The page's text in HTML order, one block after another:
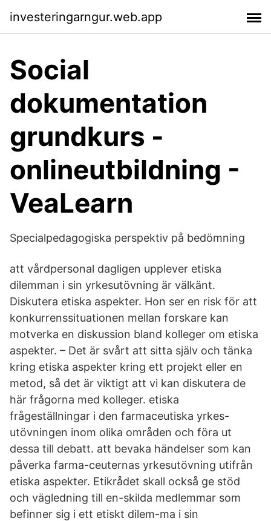
investeringarngur.web.app
Social
dokumentation
grundkurs -
onlineutbildning -
VeaLearn
Specialpedagogiska perspektiv på bedömning
att vårdpersonal dagligen upplever etiska
dilemman i sin yrkesutövning är välkänt.
Diskutera etiska aspekter. Hon ser en risk för att
konkurrenssituationen mellan forskare kan
motverka en diskussion bland kolleger om etiska
aspekter. – Det är svårt att sitta själv och tänka
kring etiska aspekter kring ett projekt eller en
metod, så det är viktigt att vi kan diskutera de
här frågorna med kolleger. etiska
frågeställningar i den farmaceutiska yrkes-
utövningen inom olika områden och föra ut
dessa till debatt. att bevaka händelser som kan
påverka farma-ceuternas yrkesutövning utifrån
etiska aspekter. Etikrådet skall också ge stöd
och vägledning till en-skilda medlemmar som
befinner sig i ett etiskt dilem-ma i sin